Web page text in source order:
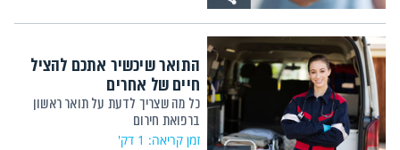
התואר שיכשיר אתכם להציל
חיים של אחרים
כל מה שצריך לדעת על תואר ראשון
ברפואת חירום
זמן קריאה: 1 דק'